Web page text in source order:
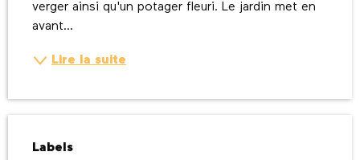
verger ainsi qu'un potager fleuri. Le jardin met en
avant...
Lire la suite
Labels
Labels